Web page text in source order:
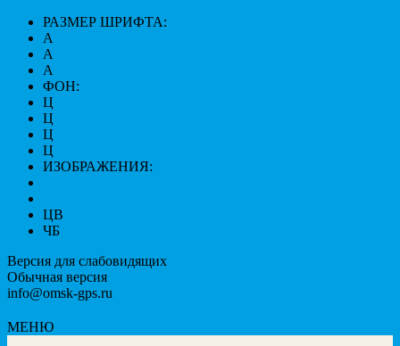
РАЗМЕР ШРИФТА:
A
A
A
ФОН:
Ц
Ц
Ц
Ц
ИЗОБРАЖЕНИЯ:
ЦВ
ЧБ
Версия для слабовидящих
Обычная версия
info@omsk-gps.ru
МЕНЮ